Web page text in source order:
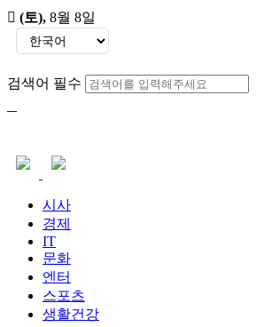
(토), 8월 8일
검색어 필수
시사
경제
IT
문화
엔터
스포츠
생활건강